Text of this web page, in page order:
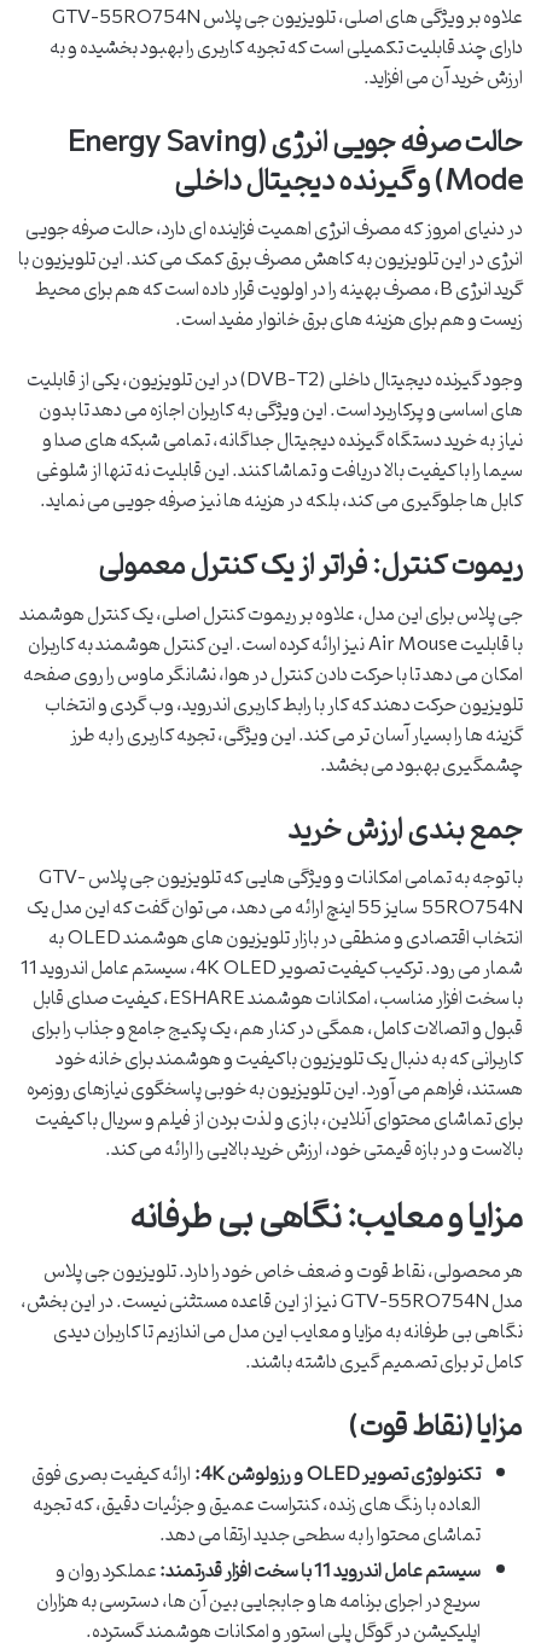
علاوه بر ویژگی های اصلی، تلویزیون جی پلاس GTV-55RQ754N
دارای چند قابلیت تکمیلی است که تجربه کاربری را بهبود بخشیده و به
ارزش خرید آن می افزاید.
حالت صرفه جویی انرژی (Energy Saving
Mode) و گیرنده دیجیتال داخلی
در دنیای امروز که مصرف انرژی اهمیت فزاینده ای دارد، حالت صرفه جویی
انرژی در این تلویزیون به کاهش مصرف برق کمک می کند. این تلویزیون با
گرید انرژی B، مصرف بهینه را در اولویت قرار داده است که هم برای محیط
زیست و هم برای هزینه های برق خانوار مفید است.
وجود گیرنده دیجیتال داخلی (DVB-T2) در این تلویزیون، یکی از قابلیت
های اساسی و پرکاربرد است. این ویژگی به کاربران اجازه می دهد تا بدون
نیاز به خرید دستگاه گیرنده دیجیتال جداگانه، تمامی شبکه های صدا و
سیما را با کیفیت بالا دریافت و تماشا کنند. این قابلیت نه تنها از شلوغی
کابل ها جلوگیری می کند، بلکه در هزینه ها نیز صرفه جویی می نماید.
ریموت کنترل: فراتر از یک کنترل معمولی
جی پلاس برای این مدل، علاوه بر ریموت کنترل اصلی، یک کنترل هوشمند
با قابلیت Air Mouse نیز ارائه کرده است. این کنترل هوشمند به کاربران
امکان می دهد تا با حرکت دادن کنترل در هوا، نشانگر ماوس را روی صفحه
تلویزیون حرکت دهند که کار با رابط کاربری اندروید، وب گردی و انتخاب
گزینه ها را بسیار آسان تر می کند. این ویژگی، تجربه کاربری را به طرز
چشمگیری بهبود می بخشد.
جمع بندی ارزش خرید
با توجه به تمامی امکانات و ویژگی هایی که تلویزیون جی پلاس GTV-
55RQ754N سایز 55 اینچ ارائه می دهد، می توان گفت که این مدل یک
انتخاب اقتصادی و منطقی در بازار تلویزیون های هوشمند QLED به
شمار می رود. ترکیب کیفیت تصویر 4K QLED، سیستم عامل اندروید 11
با سخت افزار مناسب، امکانات هوشمند ESHARE، کیفیت صدای قابل
قبول و اتصالات کامل، همگی در کنار هم، یک پکیج جامع و جذاب را برای
کاربرانی که به دنبال یک تلویزیون باکیفیت و هوشمند برای خانه خود
هستند، فراهم می آورد. این تلویزیون به خوبی پاسخگوی نیازهای روزمره
برای تماشای محتوای آنلاین، بازی و لذت بردن از فیلم و سریال با کیفیت
بالاست و در بازه قیمتی خود، ارزش خرید بالایی را ارائه می کند.
مزایا و معایب: نگاهی بی طرفانه
هر محصولی، نقاط قوت و ضعف خاص خود را دارد. تلویزیون جی پلاس
مدل GTV-55RQ754N نیز از این قاعده مستثنی نیست. در این بخش،
نگاهی بی طرفانه به مزایا و معایب این مدل می اندازیم تا کاربران دیدی
کامل تر برای تصمیم گیری داشته باشند.
مزایا (نقاط قوت)
تکنولوژی تصویر QLED و رزولوشن 4K: ارائه کیفیت بصری فوق
العاده با رنگ های زنده، کنتراست عمیق و جزئیات دقیق، که تجربه
تماشای محتوا را به سطحی جدید ارتقا می دهد.
سیستم عامل اندروید 11 با سخت افزار قدرتمند:
عملکرد روان و
سریع در اجرای برنامه ها و جابجایی بین آن ها، دسترسی به هزاران
اپلیکیشن در گوگل پلی استور و امکانات هوشمند گسترده.